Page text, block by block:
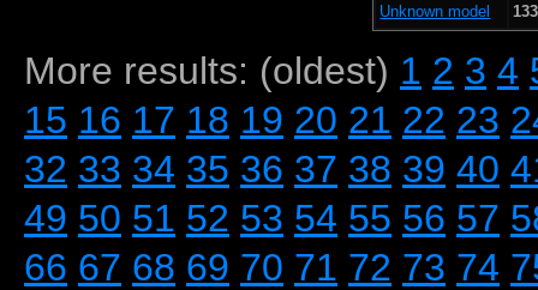
Unknown model
More results: (oldest) 1 2 3 4
15 16 17 18 19 20 21 22 23
32 33 34 35 36 37 38 39 40
49 50 51 52 53 54 55 56 57
66 67 68 69 70 71 72 73 74